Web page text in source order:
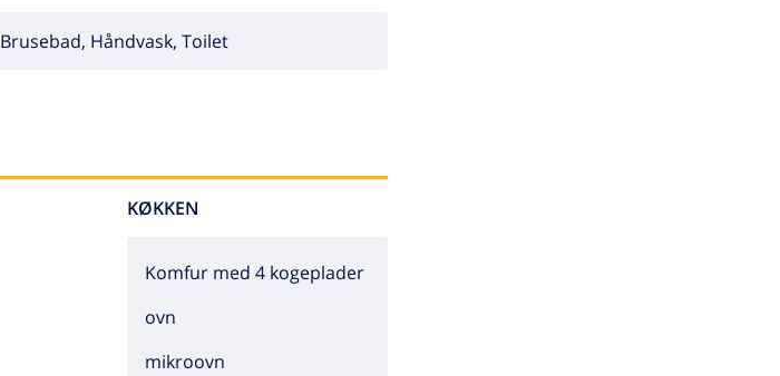
Brusebad, Håndvask, Toilet
KØKKEN
Komfur med 4 kogeplader
ovn
mikroovn